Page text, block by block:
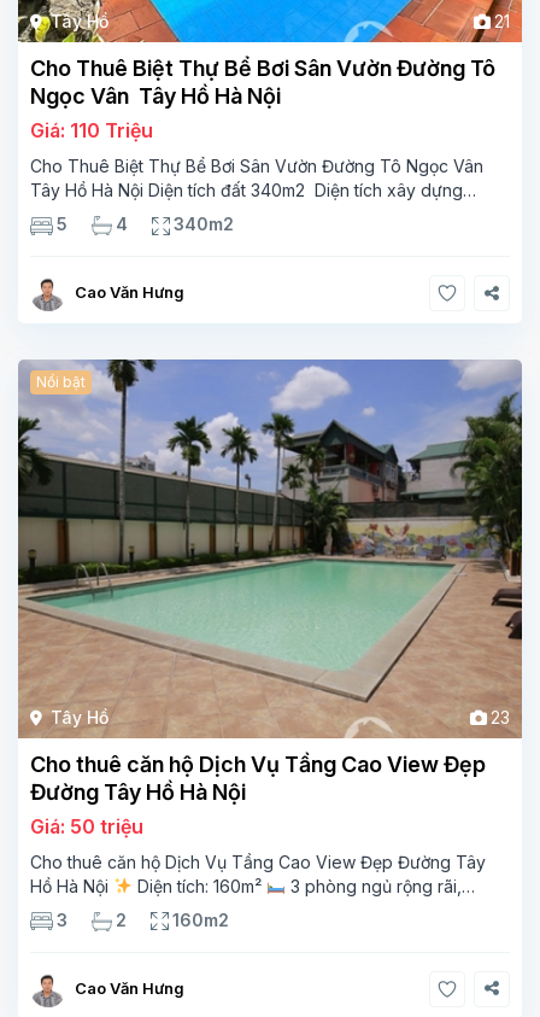
Tây Hồ 21
Cho Thuê Biệt Thự Bể Bơi Sân Vườn Đường Tô
Ngọc Vân Tây Hồ Hà Nội
Giá: 110 Triệu
Cho Thuê Biệt Thự Bể Bơi Sân Vườn Đường Tô Ngọc Vân
Tây Hồ Hà Nội Diện tích đất 340m2 Diện tích xây dựng
110m2 Xây 3 tầng, 5 phòng ngủ 4 phòng tắm Tầng 1, ,
phòng khách , phòng bếp-1wc Tầng 2, 3
5 4 340m2
Cao Văn Hưng
Tây Hồ 23
Nổi bật
Cho thuê căn hộ Dịch Vụ Tầng Cao View Đẹp
Đường Tây Hồ Hà Nội
Giá: 50 triệu
Cho thuê căn hộ Dịch Vụ Tầng Cao View Đẹp Đường Tây
Hồ Hà Nội
Diện tích: 160m²
3 phòng ngủ rộng rãi,
thoáng sáng
2 phòng tắm tiện nghi
khách hiện đại, ban công thoáng mát
3 2 160m2
Cao Văn Hưng